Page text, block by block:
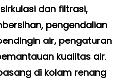
dan filtrasi,
pengendalian
air, pengaturan
kualitas air.
di kolam renang